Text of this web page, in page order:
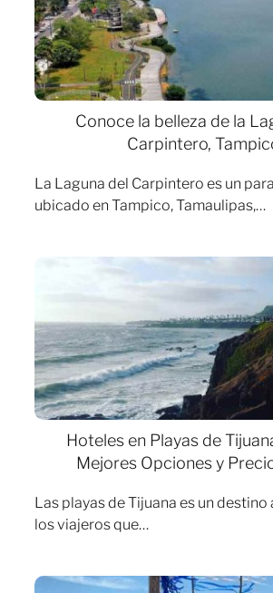
Conoce la belleza de la
Carpintero,
La Laguna del Carpintero es un
ubicado en Tampico, Tamaulipas,…
Hoteles en Playas de
Mejores Opciones y
Las playas de Tijuana es un
los viajeros que…